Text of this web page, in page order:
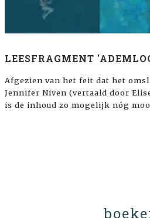
LEESFRAGMENT
Afgezien van het feit dat het
Jennifer Niven (vertaald door
is de inhoud zo mogelijk nóg